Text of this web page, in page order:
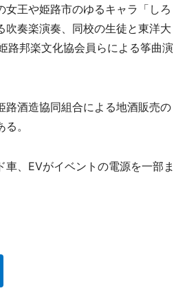
王や姫路市のゆるキャラ「しろ
吹奏楽演奏、同校の生徒と東洋大
路邦楽文化協会員らによる筝曲演
酒造協同組合による地酒販売の
。
、EVがイベントの電源を一部ま